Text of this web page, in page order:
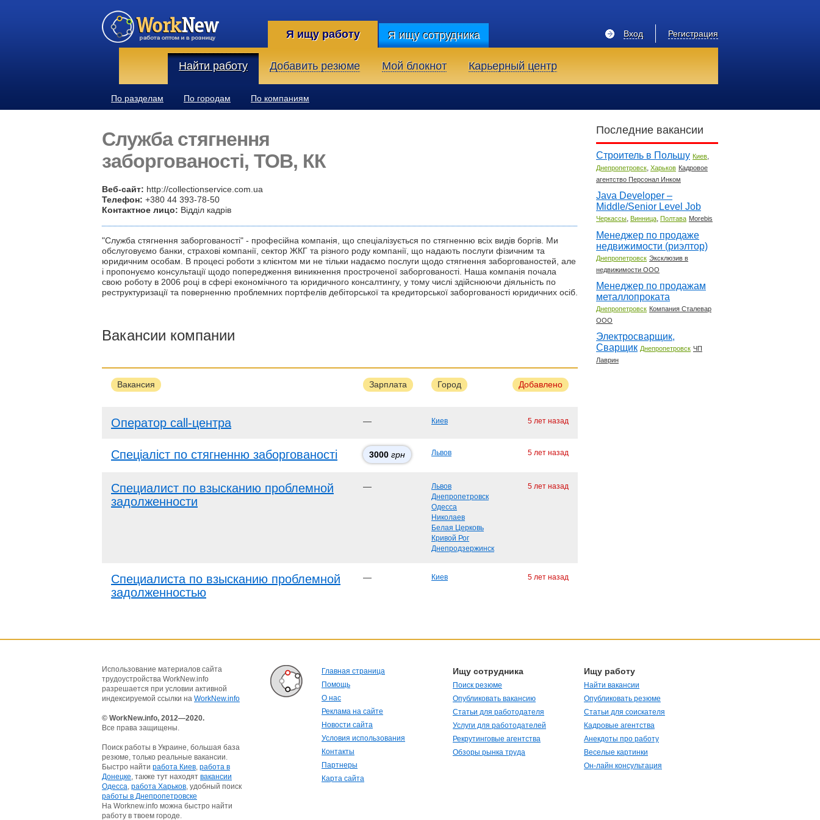
Я ищу работу Я ищу сотрудника Регистрация
Вход
Найти работу Добавить резюме Мой блокнот Карьерный центр
По разделам По городам По компаниям
Служба стягнення
заборгованості, ТОВ, КК
Веб-сайт: http://collectionservice.com.ua
Телефон: +380 44 393-78-50
Контактное лицо: Відділ кадрів
"Служба стягнення заборгованості" - професійна компанія, що спеціалізується по стягненню всіх видів боргів. Ми
обслуговуємо банки, страхові компанії, сектор ЖКГ та різного роду компанії, що надають послуги фізичним та
юридичним особам. В процесі роботи з клієнтом ми не тільки надаємо послуги щодо стягнення заборгованостей, але
і пропонуємо консультації щодо попередження виникнення простроченої заборгованості. Наша компанія почала
свою роботу в 2006 році в сфері економічного та юридичного консалтингу, у тому числі здійснюючи діяльність по
реструктуризації та поверненню проблемних портфелів дебіторської та кредиторської заборгованості юридичних осіб.
Вакансии компании
Вакансия Зарплата Город Добавлено
Оператор call-центра — Киев 5 лет назад
Спеціаліст по стягненню заборгованості 3000 грн Львов 5 лет назад
Специалист по взысканию проблемной
задолженности
—
Львов
Днепропетровск
Одесса
Николаев
Белая Церковь
Кривой Рог
Днепродзержинск
5 лет назад
Специалиста по взысканию проблемной
задолженностью
— Киев 5 лет назад
Последние вакансии
Строитель в Польшу Киев,
Днепропетровск, Харьков Кадровое
агентство Персонал Инком
Java Developer –
Middle/Senior Level Job
Черкассы, Винница, Полтава Morebis
Менеджер по продаже
недвижимости (риэлтор)
Днепропетровск Эксклюзив в
недвижимости ООО
Менеджер по продажам
металлопроката
Днепропетровск Компания Сталевар
ООО
Электросварщик,
Сварщик Днепропетровск ЧП
Лаврин
Использование материалов сайта
трудоустройства WorkNew.info
разрешается при условии активной
индексируемой ссылки на WorkNew.info
© WorkNew.info, 2012—2020.
Все права защищены.
Поиск работы в Украине, большая база
резюме, только реальные вакансии.
Быстро найти работа Киев, работа в
Донецке, также тут находят вакансии
Одесса, работа Харьков, удобный поиск
работы в Днепропетровске
На Worknew.info можна быстро найти
работу в твоем городе.
Главная страница
Помощь
О нас
Реклама на сайте
Новости сайта
Условия использования
Контакты
Партнеры
Карта сайта
Ищу сотрудника
Поиск резюме
Опубликовать вакансию
Статьи для работодателя
Услуги для работодателей
Рекрутинговые агентства
Обзоры рынка труда
Ищу работу
Найти вакансии
Опубликовать резюме
Статьи для соискателя
Кадровые агентства
Анекдоты про работу
Веселые картинки
Он-лайн консультация